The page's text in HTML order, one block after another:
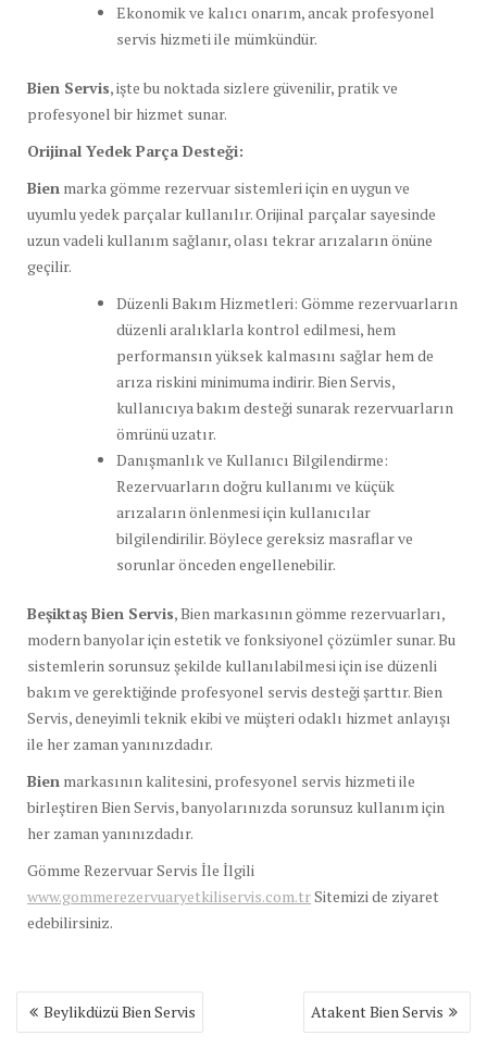
Ekonomik ve kalıcı onarım, ancak profesyonel
servis hizmeti ile mümkündür.
Bien Servis, işte bu noktada sizlere güvenilir, pratik ve
profesyonel bir hizmet sunar.
Orijinal Yedek Parça Desteği:
Bien marka gömme rezervuar sistemleri için en uygun ve
uyumlu yedek parçalar kullanılır. Orijinal parçalar sayesinde
uzun vadeli kullanım sağlanır, olası tekrar arızaların önüne
geçilir.
Düzenli Bakım Hizmetleri: Gömme rezervuarların
düzenli aralıklarla kontrol edilmesi, hem
performansın yüksek kalmasını sağlar hem de
arıza riskini minimuma indirir. Bien Servis,
kullanıcıya bakım desteği sunarak rezervuarların
ömrünü uzatır.
Danışmanlık ve Kullanıcı Bilgilendirme:
Rezervuarların doğru kullanımı ve küçük
arızaların önlenmesi için kullanıcılar
bilgilendirilir. Böylece gereksiz masraflar ve
sorunlar önceden engellenebilir.
Beşiktaş Bien Servis, Bien markasının gömme rezervuarları,
modern banyolar için estetik ve fonksiyonel çözümler sunar. Bu
sistemlerin sorunsuz şekilde kullanılabilmesi için ise düzenli
bakım ve gerektiğinde profesyonel servis desteği şarttır. Bien
Servis, deneyimli teknik ekibi ve müşteri odaklı hizmet anlayışı
ile her zaman yanınızdadır.
Bien markasının kalitesini, profesyonel servis hizmeti ile
birleştiren Bien Servis, banyolarınızda sorunsuz kullanım için
her zaman yanınızdadır.
Gömme Rezervuar Servis İle İlgili
www.gommerezervuaryetkiliservis.com.trSitemizi de ziyaret
edebilirsiniz.
Yazı
gezinmesi
Beylikdüzü Bien Servis Atakent Bien Servis